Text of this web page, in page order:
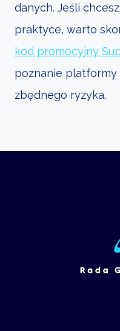
danych. Jeśli
praktyce, warto
kod promocyjny
poznanie platformy
zbędnego ryzyka.